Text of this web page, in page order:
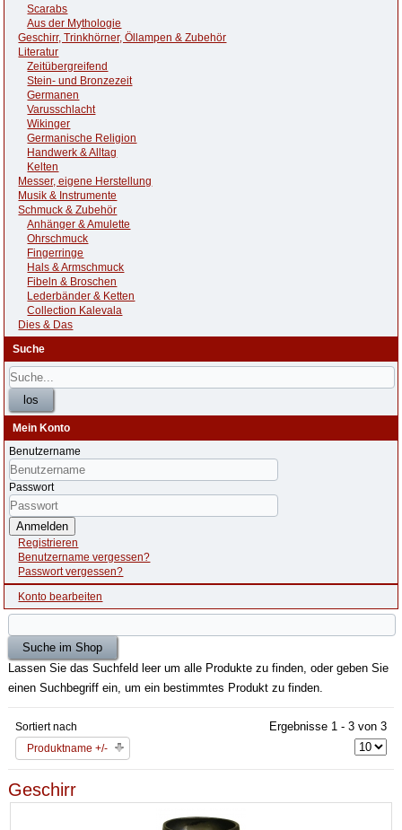
Scarabs
Aus der Mythologie
Geschirr, Trinkhörner, Öllampen & Zubehör
Literatur
Zeitübergreifend
Stein- und Bronzezeit
Germanen
Varusschlacht
Wikinger
Germanische Religion
Handwerk & Alltag
Kelten
Messer, eigene Herstellung
Musik & Instrumente
Schmuck & Zubehör
Anhänger & Amulette
Ohrschmuck
Fingerringe
Hals & Armschmuck
Fibeln & Broschen
Lederbänder & Ketten
Collection Kalevala
Dies & Das
Suche
Mein Konto
Benutzername
Passwort
Anmelden
Registrieren
Benutzername vergessen?
Passwort vergessen?
Konto bearbeiten
Lassen Sie das Suchfeld leer um alle Produkte zu finden, oder geben Sie
einen Suchbegriff ein, um ein bestimmtes Produkt zu finden.
Sortiert nach
Produktname +/-
Ergebnisse 1 - 3 von 3
Geschirr